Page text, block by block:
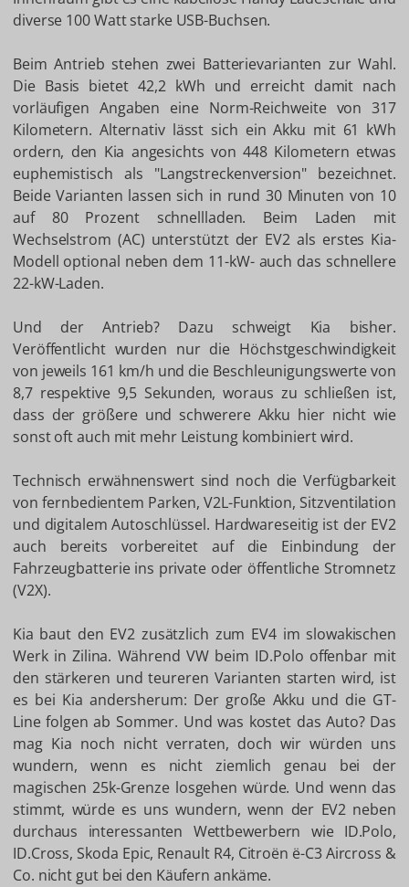
diverse 100 Watt starke USB-Buchsen.
Beim Antrieb stehen zwei Batterievarianten zur Wahl.
Die Basis bietet 42,2 kWh und erreicht damit nach
vorläufigen Angaben eine Norm-Reichweite von 317
Kilometern. Alternativ lässt sich ein Akku mit 61 kWh
ordern, den Kia angesichts von 448 Kilometern etwas
euphemistisch als "Langstreckenversion" bezeichnet.
Beide Varianten lassen sich in rund 30 Minuten von 10
auf 80 Prozent schnellladen. Beim Laden mit
Wechselstrom (AC) unterstützt der EV2 als erstes Kia-
Modell optional neben dem 11-kW- auch das schnellere
22-kW-Laden.
Und der Antrieb? Dazu schweigt Kia bisher.
Veröffentlicht wurden nur die Höchstgeschwindigkeit
von jeweils 161 km/h und die Beschleunigungswerte von
8,7 respektive 9,5 Sekunden, woraus zu schließen ist,
dass der größere und schwerere Akku hier nicht wie
sonst oft auch mit mehr Leistung kombiniert wird.
Technisch erwähnenswert sind noch die Verfügbarkeit
von fernbedientem Parken, V2L-Funktion, Sitzventilation
und digitalem Autoschlüssel. Hardwareseitig ist der EV2
auch bereits vorbereitet auf die Einbindung der
Fahrzeugbatterie ins private oder öffentliche Stromnetz
(V2X).
Kia baut den EV2 zusätzlich zum EV4 im slowakischen
Werk in Zilina. Während VW beim ID.Polo offenbar mit
den stärkeren und teureren Varianten starten wird, ist
es bei Kia andersherum: Der große Akku und die GT-
Line folgen ab Sommer. Und was kostet das Auto? Das
mag Kia noch nicht verraten, doch wir würden uns
wundern, wenn es nicht ziemlich genau bei der
magischen 25k-Grenze losgehen würde. Und wenn das
stimmt, würde es uns wundern, wenn der EV2 neben
durchaus interessanten Wettbewerbern wie ID.Polo,
ID.Cross, Skoda Epic, Renault R4, Citroën ë-C3 Aircross &
Co. nicht gut bei den Käufern ankäme.